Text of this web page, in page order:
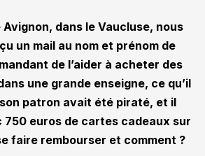
dans le Vaucluse, nous
un mail au nom et prénom de
de l’aider à acheter des
une grande enseigne, ce qu’il
patron avait été piraté, et il
euros de cartes cadeaux sur
faire rembourser et comment ?